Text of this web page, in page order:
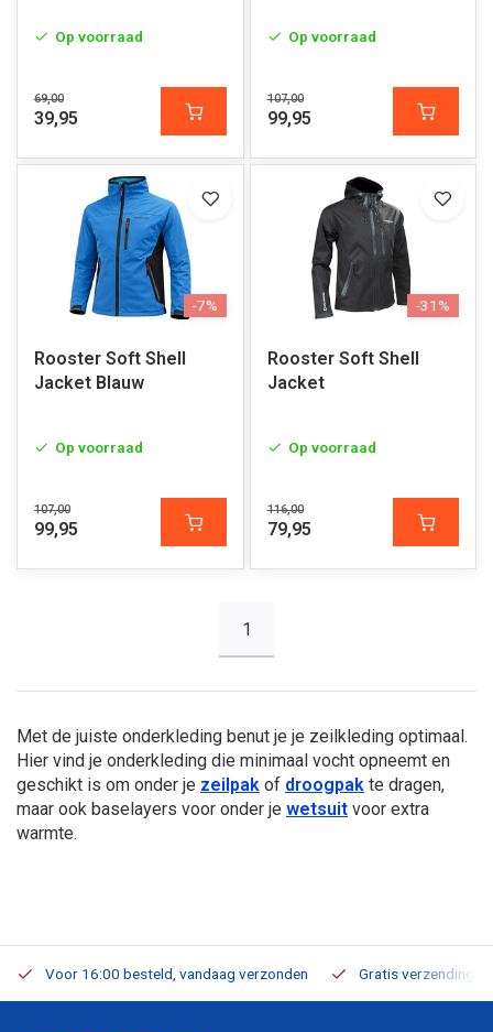
Op voorraad
69,00
39,95
Op voorraad
107,00
99,95
-7%
Rooster Soft Shell
Jacket Blauw
Op voorraad
107,00
99,95
-31%
Rooster Soft Shell
Jacket
Op voorraad
116,00
79,95
1
Met de juiste onderkleding benut je je zeilkleding optimaal.
Hier vind je onderkleding die minimaal vocht opneemt en
geschikt is om onder je zeilpak of droogpak te dragen,
maar ook baselayers voor onder je wetsuit voor extra
warmte.
Voor 16:00 besteld, vandaag verzonden Gratis verzending